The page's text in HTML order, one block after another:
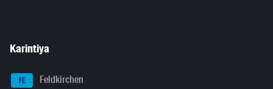
Karintiya
FE Feldkirchen